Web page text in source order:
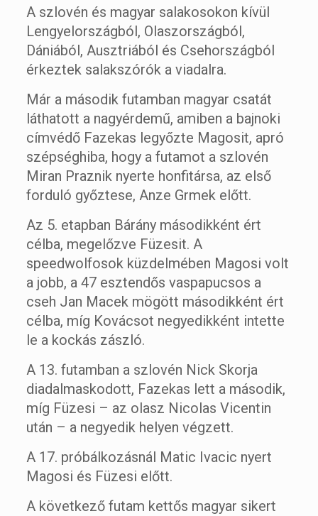
A szlovén és magyar salakosokon kívül
Lengyelországból, Olaszországból,
Dániából, Ausztriából és Csehországból
érkeztek salakszórók a viadalra.
Már a második futamban magyar csatát
láthatott a nagyérdemű, amiben a bajnoki
címvédő Fazekas legyőzte Magosit, apró
szépséghiba, hogy a futamot a szlovén
Miran Praznik nyerte honfitársa, az első
forduló győztese, Anze Grmek előtt.
Az 5. etapban Bárány másodikként ért
célba, megelőzve Füzesit. A
speedwolfosok küzdelmében Magosi volt
a jobb, a 47 esztendős vaspapucsos a
cseh Jan Macek mögött másodikként ért
célba, míg Kovácsot negyedikként intette
le a kockás zászló.
A 13. futamban a szlovén Nick Skorja
diadalmaskodott, Fazekas lett a második,
míg Füzesi – az olasz Nicolas Vicentin
után – a negyedik helyen végzett.
A 17. próbálkozásnál Matic Ivacic nyert
Magosi és Füzesi előtt.
A következő futam kettős magyar sikert